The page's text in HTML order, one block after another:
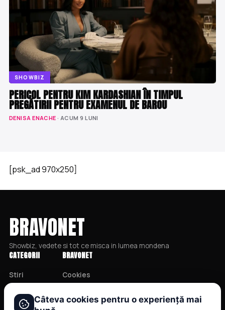
SHOWBIZ
PERICOL PENTRU KIM KARDASHIAN ÎN TIMPUL
PREGĂTIRII PENTRU EXAMENUL DE BAROU
DENISA ENACHE · ACUM 9 LUNI
[psk_ad 970x250]
BRAVONET
Showbiz, vedete si tot ce misca in lumea mondena
CATEGORII
Stiri
Publicitate
BRAVONET
Cookies
Politica De Confidentialitate
Câteva cookies pentru o experiență mai